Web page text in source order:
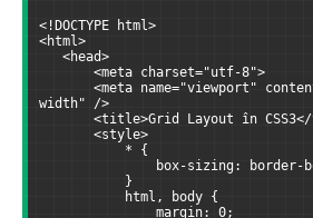
<!DOCTYPE html>
<html>
<head>
<meta charset="utf-8">
<meta name="viewport"
width" />
<title>Grid Layout în
<style>
* {
box-sizing: border-
}
html, body {
margin: 0;